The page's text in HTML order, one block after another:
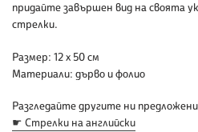
на
продукт
количката
ви
придайте завършен вид на своята
стрелки.
Размер: 12 х 50 см
Материали: дърво и фолио
Разгледайте другите ни
☛ Стрелки на английски